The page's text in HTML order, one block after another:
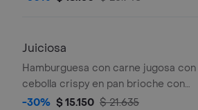
Juiciosa
Hamburguesa con carne jugosa con
cebolla crispy en pan brioche con
queso americano, lechuga, tomate,
-30% $ 15.150 $ 21.635